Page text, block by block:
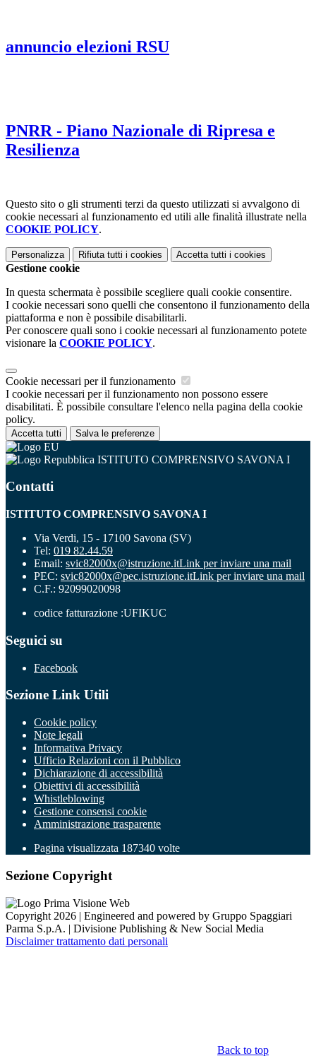
annuncio elezioni RSU
PNRR - Piano Nazionale di Ripresa e
Resilienza
Questo sito o gli strumenti terzi da questo utilizzati si avvalgono di
cookie necessari al funzionamento ed utili alle finalità illustrate nella
COOKIE POLICY.
Personalizza Rifiuta tutti i cookies Accetta tutti i cookies
Gestione cookie
In questa schermata è possibile scegliere quali cookie consentire.
I cookie necessari sono quelli che consentono il funzionamento della
piattaforma e non è possibile disabilitarli.
Per conoscere quali sono i cookie necessari al funzionamento potete
visionare la COOKIE POLICY.
Cookie necessari per il funzionamento
I cookie necessari per il funzionamento non possono essere
disabilitati. È possibile consultare l'elenco nella pagina della cookie
policy.
Accetta tutti Salva le preferenze
ISTITUTO COMPRENSIVO SAVONA I
Contatti
ISTITUTO COMPRENSIVO SAVONA I
Via Verdi, 15 - 17100 Savona (SV)
Tel: 019 82.44.59
Email: svic82000x@istruzione.itLink per inviare una mail
PEC: svic82000x@pec.istruzione.itLink per inviare una mail
C.F.: 92099020098
codice fatturazione :UFIKUC
Seguici su
Facebook
Sezione Link Utili
Cookie policy
Note legali
Informativa Privacy
Ufficio Relazioni con il Pubblico
Dichiarazione di accessibilità
Obiettivi di accessibilità
Whistleblowing
Gestione consensi cookie
Amministrazione trasparente
Pagina visualizzata 187340 volte
Sezione Copyright
Copyright 2026 | Engineered and powered by Gruppo Spaggiari
Parma S.p.A. | Divisione Publishing & New Social Media
Disclaimer trattamento dati personali
Back to top